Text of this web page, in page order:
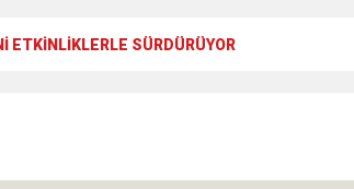
ETKİNLİKLERLE SÜRDÜRÜYOR